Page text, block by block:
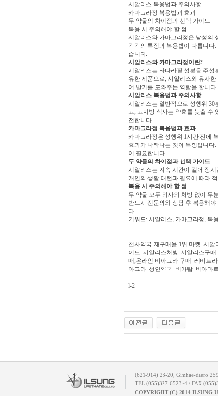
시알리스 복용법과 주의사항
카마그라정 복용법과 효과
두 약물의 차이점과 선택 가이드
복용 시 주의해야 할 점
시알리스와 카마그라정은 남성의
각각의 특징과 복용법이 다릅니다
습니다.
시알리스와 카마그라정이란?
시알리스는 타다라필 성분을 주성
유한 제품으로, 시알리스와 유사
여 발기를 도와주는 역할을 합니다.
시알리스 복용법과 주의사항
시알리스는 일반적으로 성행위 30
고, 고지방 식사는 약효를 늦출 수
전합니다.
카마그라정 복용법과 효과
카마그라정은 성행위 1시간 전에
효과가 나타나는 것이 특징입니다
이 필요합니다.
두 약물의 차이점과 선택 가이드
시알리스는 지속 시간이 길어 장
개인의 생활 패턴과 필요에 따라
복용 시 주의해야 할 점
두 약물 모두 의사의 처방 없이 무
반드시 전문의와 상담 후 복용해
다.
키워드: 시알리스, 카마그라정, 복
천사약국-재구매율 1위 마켓 시알
이트 시알리스처방 시알리스구매
매,온라인 비아그라 구매 레비트
아그라 성인약국 비아탑 비아마
l-2
(621-914) 23-20, Gimhae-daero
TEL (055)327-6523~4 / FAX
COPYRIGHT (C) 2014 ILSUNG